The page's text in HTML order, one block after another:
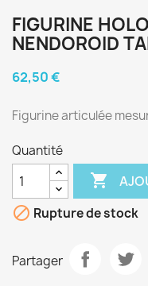
FIGURINE
NENDOROID
62,50 €
Figurine articulée
Quantité

 Rupture de stock
Partager